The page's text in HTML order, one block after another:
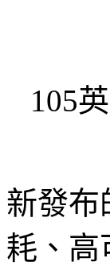
105
新發布
耗、高